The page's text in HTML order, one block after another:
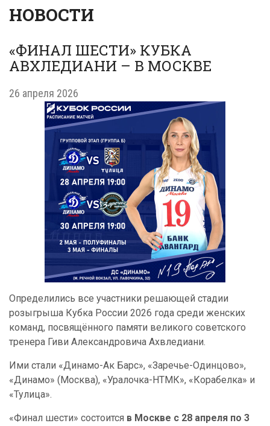
НОВОСТИ
«ФИНАЛ ШЕСТИ» КУБКА
АВХЛЕДИАНИ – В МОСКВЕ
26 апреля 2026
Определились все участники решающей стадии
розыгрыша Кубка России 2026 года среди женских
команд, посвящённого памяти великого советского
тренера Гиви Александровича Ахвледиани.
Ими стали «Динамо-Ак Барс», «Заречье-Одинцово»,
«Динамо» (Москва), «Уралочка-НТМК», «Корабелка» и
«Тулица».
«Финал шести» состоится в Москве с 28 апреля по 3